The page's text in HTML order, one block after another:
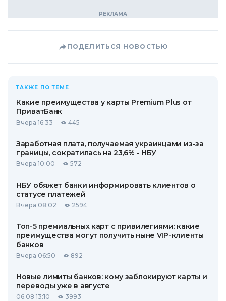
ПОДЕЛИТЬСЯ НОВОСТЬЮ
ТАКЖЕ ПО ТЕМЕ
Какие преимущества у карты Premium Plus от
ПриватБанк
Вчера 16:33 445
Заработная плата, получаемая украинцами из-за
границы, сократилась на 23,6% - НБУ
Вчера 10:00 572
НБУ обяжет банки информировать клиентов о
статусе платежей
Вчера 08:02 2594
Топ-5 премиальных карт с привилегиями: какие
преимущества могут получить ныне VIP-клиенты
банков
Вчера 06:50 892
Новые лимиты банков: кому заблокируют карты и
переводы уже в августе
06.08 13:10 3993